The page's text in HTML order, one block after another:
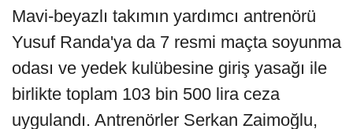
Mavi-beyazlı takımın yardımcı antrenörü
Yusuf Randa'ya da 7 resmi maçta soyunma
odası ve yedek kulübesine giriş yasağı ile
birlikte toplam 103 bin 500 lira ceza
uygulandı. Antrenörler Serkan Zaimoğlu,